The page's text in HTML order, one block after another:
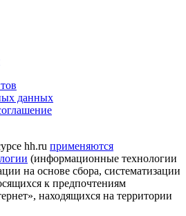
данных
hh.ru применяются
(информационные технологии
на основе сбора, систематизации
к предпочтениям
находящихся на территории